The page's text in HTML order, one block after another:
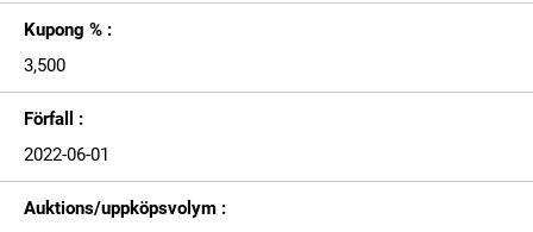
Kupong % :
3,500
Förfall :
2022-06-01
Auktions/uppköpsvolym :